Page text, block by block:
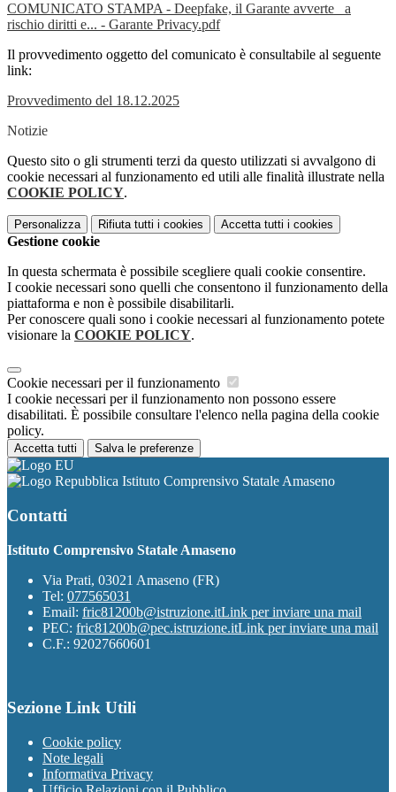
COMUNICATO STAMPA - Deepfake, il Garante avverte_ a
rischio diritti e... - Garante Privacy.pdf
Il provvedimento oggetto del comunicato è consultabile al seguente
link:
Provvedimento del 18.12.2025
Notizie
Questo sito o gli strumenti terzi da questo utilizzati si avvalgono di
cookie necessari al funzionamento ed utili alle finalità illustrate nella
COOKIE POLICY.
Personalizza Rifiuta tutti i cookies Accetta tutti i cookies
Gestione cookie
In questa schermata è possibile scegliere quali cookie consentire.
I cookie necessari sono quelli che consentono il funzionamento della
piattaforma e non è possibile disabilitarli.
Per conoscere quali sono i cookie necessari al funzionamento potete
visionare la COOKIE POLICY.
Cookie necessari per il funzionamento
I cookie necessari per il funzionamento non possono essere
disabilitati. È possibile consultare l'elenco nella pagina della cookie
policy.
Accetta tutti Salva le preferenze
Istituto Comprensivo Statale Amaseno
Contatti
Istituto Comprensivo Statale Amaseno
Via Prati, 03021 Amaseno (FR)
Tel: 077565031
Email: fric81200b@istruzione.itLink per inviare una mail
PEC: fric81200b@pec.istruzione.itLink per inviare una mail
C.F.: 92027660601
Sezione Link Utili
Cookie policy
Note legali
Informativa Privacy